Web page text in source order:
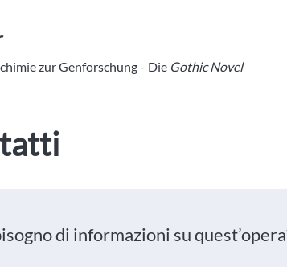
zur Genforschung - Die Gothic Novel
di informazioni su